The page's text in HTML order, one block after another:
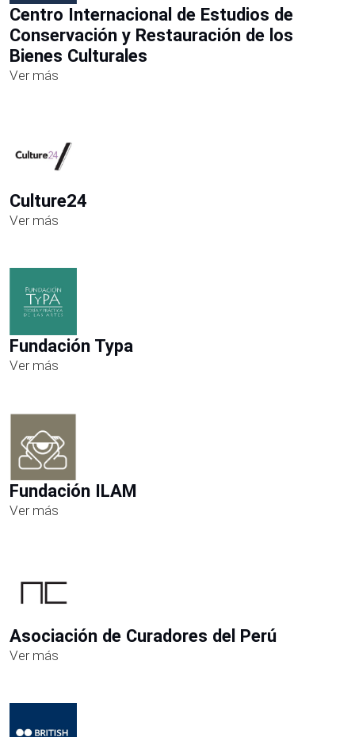
Centro Internacional de Estudios de
Conservación y Restauración de los
Bienes Culturales
Ver más
Culture24
Ver más
Fundación Typa
Ver más
Fundación ILAM
Ver más
Asociación de Curadores del Perú
Ver más